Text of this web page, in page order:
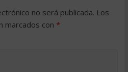
no será publicada. Los
marcados con *